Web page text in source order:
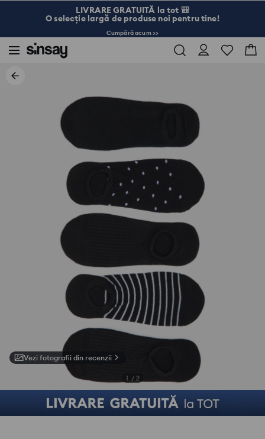
LIVRARE GRATUITĂ la tot 🎒
O selecție largă de produse noi pentru tine!
Cumpără acum >>
Vezi fotografii din recenzii
1 / 2